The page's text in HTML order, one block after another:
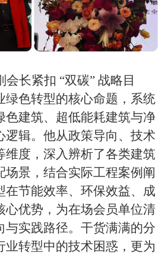
会长紧扣 “双碳” 战略目
绿色转型的核心命题，系统
色建筑、超低能耗建筑与净
逻辑。他从政策导向、技术
维度，深入辨析了各类建筑
场景，结合实际工程案例阐
在节能效率、环保效益、成
心优势，为在场会员单位清
与实践路径。干货满满的分
业转型中的技术困惑，更为